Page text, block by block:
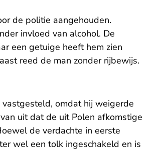
de politie aangehouden.
invloed van alcohol. De
een getuige heeft hem zien
reed de man zonder rijbewijs.
omdat hij weigerde
uit dat de uit Polen afkomstige
de verdachte in eerste
wel een tolk ingeschakeld en is